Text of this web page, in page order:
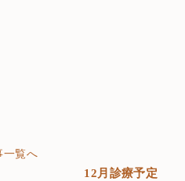
一覧へ
12月診療予定